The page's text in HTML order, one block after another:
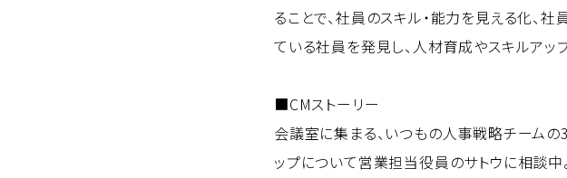
ることで、社員のスキル・能力を見える化、
ている社員を発見し、人材育成やスキルアッ
■CMストーリー
会議室に集まる、いつもの人事戦略チーム
ップについて営業担当役員のサトウに相談